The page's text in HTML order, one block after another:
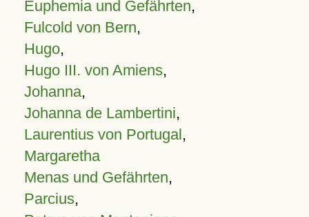
Euphemia und Gefährten,
Fulcold von Bern,
Hugo,
Hugo III. von Amiens,
Johanna,
Johanna de Lambertini,
Laurentius von Portugal,
Margaretha
Menas und Gefährten,
Parcius,